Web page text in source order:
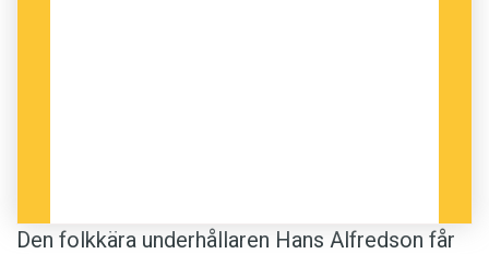
Den folkkära underhållaren Hans Alfredson får